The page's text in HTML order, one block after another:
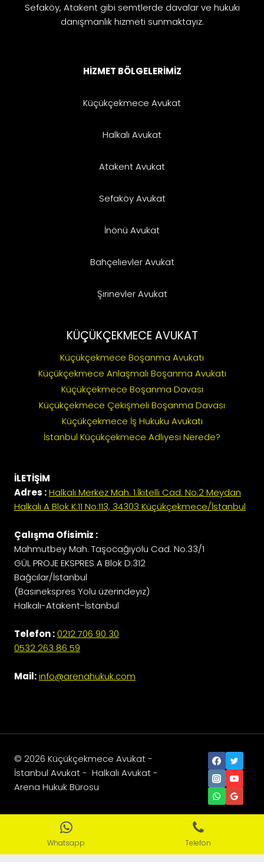
Sefaköy, Atakent gibi semtlerde davalar ve hukuki
danışmanlık hizmeti sunmaktayız.
HİZMET BÖLGELERİMİZ
Küçükçekmece Avukat
Halkalı Avukat
Atakent Avukat
Sefaköy Avukat
İnönü Avukat
Bahçelievler Avukat
Şirinevler Avukat
KÜÇÜKÇEKMECE AVUKAT
Küçükçekmece Boşanma Avukatı
Küçükçekmece Anlaşmalı Boşanma Avukatı
Küçükçekmece Boşanma Davası
Küçükçekmece Çekişmeli Boşanma Davası
Küçükçekmece İş Hukuku Avukatı
İstanbul Küçükçekmece Adliyesi Nerede?
İLETİŞİM
Adres :Halkalı Merkez Mah. 1.İkitelli Cad. No:2 Meydan
Halkalı A Blok K:11 No:113, 34303 Küçükçekmece/İstanbul
Çalışma Ofisimiz :
Mahmutbey Mah. Taşocağıyolu Cad. No:33/1
GÜL PROJE EKSPRES A Blok D:312
Bağcılar/İstanbul
(Basınekspres Yolu üzerindeyiz)
Halkalı-Atakent-İstanbul
Telefon :0212 706 90 30
0532 263 86 59
Mail:info@arenahukuk.com
© 2026 Küçükçekmece Avukat -
İstanbul Avukat - Halkalı Avukat -
Arena Hukuk Bürosu
Sosyal Medya Ajansı
Whatsapp Telefon